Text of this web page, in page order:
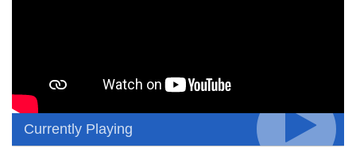
Currently Playing